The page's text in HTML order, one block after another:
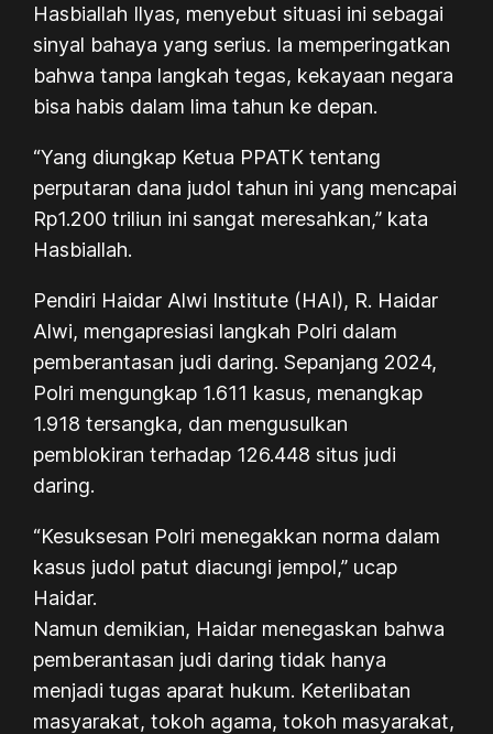
Hasbiallah Ilyas, menyebut situasi ini sebagai
sinyal bahaya yang serius. Ia memperingatkan
bahwa tanpa langkah tegas, kekayaan negara
bisa habis dalam lima tahun ke depan.
“Yang diungkap Ketua PPATK tentang
perputaran dana judol tahun ini yang mencapai
Rp1.200 triliun ini sangat meresahkan,” kata
Hasbiallah.
Pendiri Haidar Alwi Institute (HAI), R. Haidar
Alwi, mengapresiasi langkah Polri dalam
pemberantasan judi daring. Sepanjang 2024,
Polri mengungkap 1.611 kasus, menangkap
1.918 tersangka, dan mengusulkan
pemblokiran terhadap 126.448 situs judi
daring.
“Kesuksesan Polri menegakkan norma dalam
kasus judol patut diacungi jempol,” ucap
Haidar.
Namun demikian, Haidar menegaskan bahwa
pemberantasan judi daring tidak hanya
menjadi tugas aparat hukum. Keterlibatan
masyarakat, tokoh agama, tokoh masyarakat,